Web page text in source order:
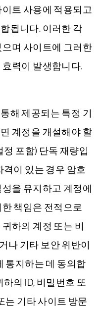
트 사용에 적용되고
됩니다. 이러한 각
며 사이트에 그러한
력이 발생합니다.
해 제공되는 특정 기
계정을 개설해야 할
포함) 단독 재량입
격이 있는 경우 암호
을 유지하고 계정에
책임은 전적으로
하의 계정 또는 비
나 기타 보안 위반이
통지하는 데 동의합
의 ID, 비밀번호 또
는 기타 사이트 방문